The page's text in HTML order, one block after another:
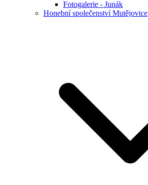
Fotogalerie - Junák
Honební společenství Mutějovice